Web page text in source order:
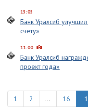
15:05
Банк Уралсиб
счету»
11:00
Банк Уралсиб
проект года»
1 2 ... 16